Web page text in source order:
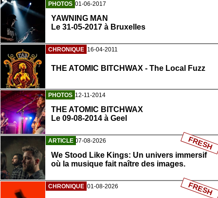
PHOTOS 01-06-2017
YAWNING MAN
Le 31-05-2017 à Bruxelles
CHRONIQUE 16-04-2011
THE ATOMIC BITCHWAX - The Local Fuzz
PHOTOS 12-11-2014
THE ATOMIC BITCHWAX
Le 09-08-2014 à Geel
ARTICLE 07-08-2026
We Stood Like Kings: Un univers immersif
où la musique fait naître des images.
FRESH
CHRONIQUE 01-08-2026 FRESH